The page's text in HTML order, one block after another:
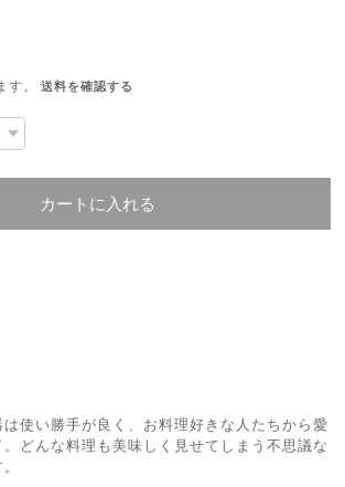
。 送料を確認する
カートに入れる
使い勝手が良く、お料理好きな人たちから愛
どんな料理も美味しく見せてしまう不思議な